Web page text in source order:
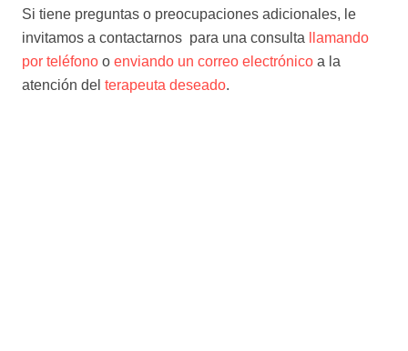
Si tiene preguntas o preocupaciones adicionales, le
invitamos a contactarnos para una consulta
llamando
por teléfono o enviando un correo electrónico a la
atención del terapeuta deseado.